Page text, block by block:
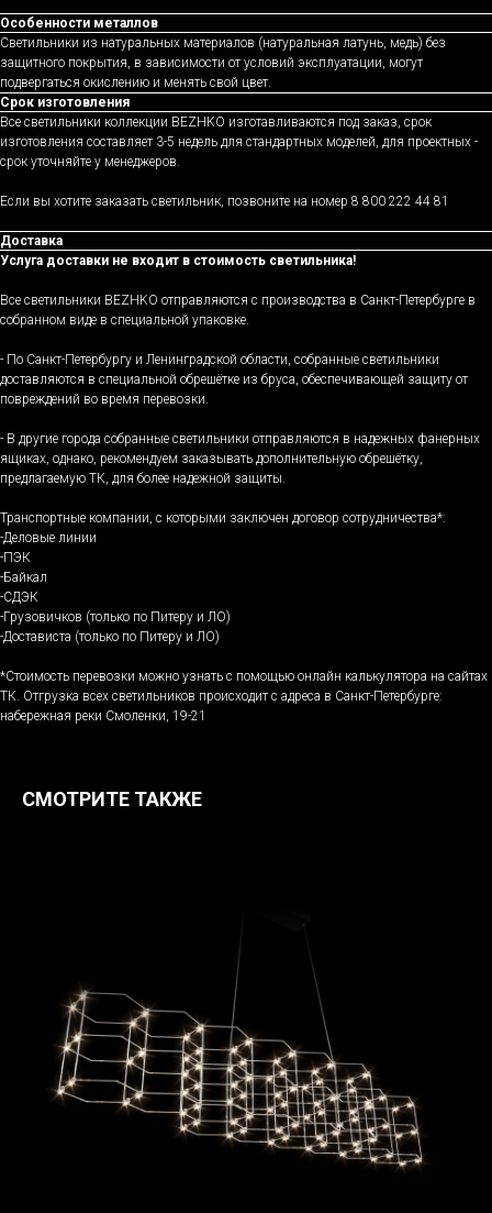
Особенности металлов
Светильники из натуральных материалов (натуральная латунь, медь) без
защитного покрытия, в зависимости от условий эксплуатации, могут
подвергаться окислению и менять свой цвет.
Срок изготовления
Все светильники коллекции BEZHKO изготавливаются под заказ, срок
изготовления составляет 3-5 недель для стандартных моделей, для проектных -
срок уточняйте у менеджеров.
Если вы хотите заказать светильник, позвоните на номер 8 800 222 44 81
Доставка
Услуга доставки не входит в стоимость светильника!
Все светильники BEZHKO отправляются с производства в Санкт-Петербурге в
собранном виде в специальной упаковке.
- По Санкт-Петербургу и Ленинградской области, собранные светильники
доставляются в специальной обрешётке из бруса, обеспечивающей защиту от
повреждений во время перевозки.
- В другие города собранные светильники отправляются в надежных фанерных
ящиках, однако, рекомендуем заказывать дополнительную обрешётку,
предлагаемую ТК, для более надежной защиты.
Транспортные компании, с которыми заключен договор сотрудничества*:
-Деловые линии
-ПЭК
-Байкал
-СДЭК
-Грузовичков (только по Питеру и ЛО)
-Достависта (только по Питеру и ЛО)
*Стоимость перевозки можно узнать с помощью онлайн калькулятора на сайтах
ТК. Отгрузка всех светильников происходит с адреса в Санкт-Петербурге:
набережная реки Смоленки, 19-21
СМОТРИТЕ ТАКЖЕ